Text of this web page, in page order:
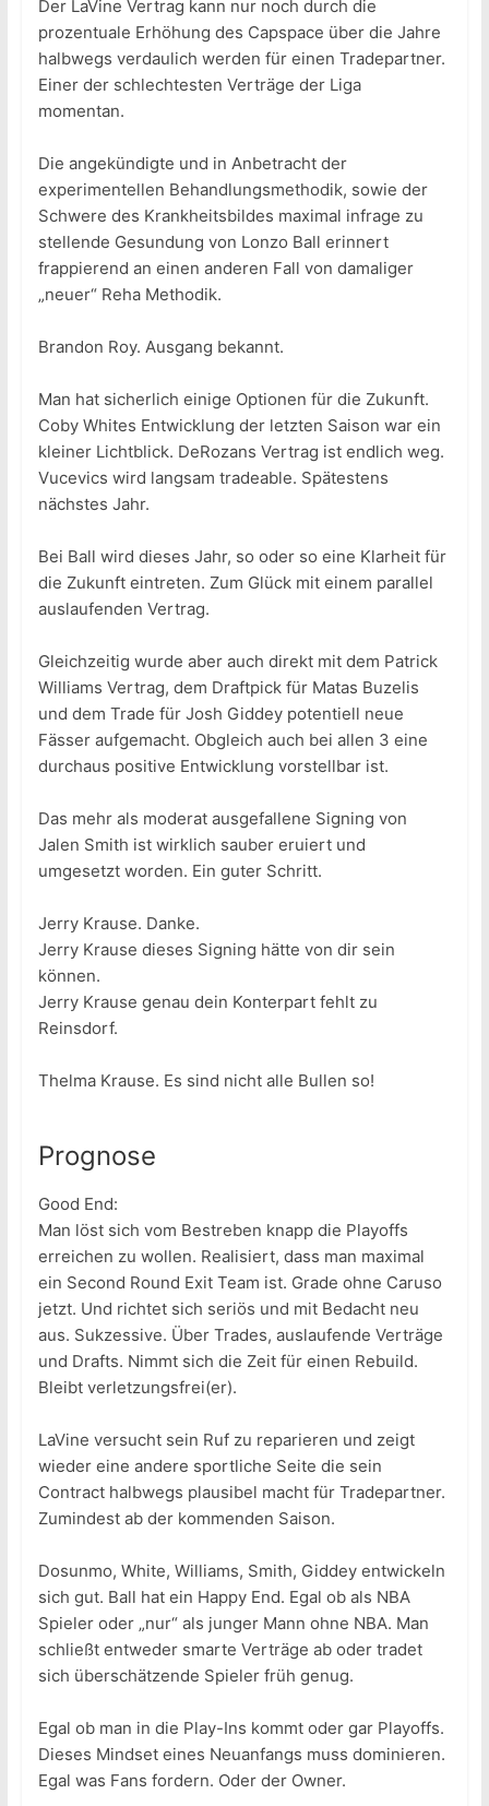
Der LaVine Vertrag kann nur noch durch die
prozentuale Erhöhung des Capspace über die Jahre
halbwegs verdaulich werden für einen Tradepartner.
Einer der schlechtesten Verträge der Liga
momentan.
Die angekündigte und in Anbetracht der
experimentellen Behandlungsmethodik, sowie der
Schwere des Krankheitsbildes maximal infrage zu
stellende Gesundung von Lonzo Ball erinnert
frappierend an einen anderen Fall von damaliger
„neuer“ Reha Methodik.
Brandon Roy. Ausgang bekannt.
Man hat sicherlich einige Optionen für die Zukunft.
Coby Whites Entwicklung der letzten Saison war ein
kleiner Lichtblick. DeRozans Vertrag ist endlich weg.
Vucevics wird langsam tradeable. Spätestens
nächstes Jahr.
Bei Ball wird dieses Jahr, so oder so eine Klarheit für
die Zukunft eintreten. Zum Glück mit einem parallel
auslaufenden Vertrag.
Gleichzeitig wurde aber auch direkt mit dem Patrick
Williams Vertrag, dem Draftpick für Matas Buzelis
und dem Trade für Josh Giddey potentiell neue
Fässer aufgemacht. Obgleich auch bei allen 3 eine
durchaus positive Entwicklung vorstellbar ist.
Das mehr als moderat ausgefallene Signing von
Jalen Smith ist wirklich sauber eruiert und
umgesetzt worden. Ein guter Schritt.
Jerry Krause. Danke.
Jerry Krause dieses Signing hätte von dir sein
können.
Jerry Krause genau dein Konterpart fehlt zu
Reinsdorf.
Thelma Krause. Es sind nicht alle Bullen so!
Prognose
Good End:
Man löst sich vom Bestreben knapp die Playoffs
erreichen zu wollen. Realisiert, dass man maximal
ein Second Round Exit Team ist. Grade ohne Caruso
jetzt. Und richtet sich seriös und mit Bedacht neu
aus. Sukzessive. Über Trades, auslaufende Verträge
und Drafts. Nimmt sich die Zeit für einen Rebuild.
Bleibt verletzungsfrei(er).
LaVine versucht sein Ruf zu reparieren und zeigt
wieder eine andere sportliche Seite die sein
Contract halbwegs plausibel macht für Tradepartner.
Zumindest ab der kommenden Saison.
Dosunmo, White, Williams, Smith, Giddey entwickeln
sich gut. Ball hat ein Happy End. Egal ob als NBA
Spieler oder „nur“ als junger Mann ohne NBA. Man
schließt entweder smarte Verträge ab oder tradet
sich überschätzende Spieler früh genug.
Egal ob man in die Play-Ins kommt oder gar Playoffs.
Dieses Mindset eines Neuanfangs muss dominieren.
Egal was Fans fordern. Oder der Owner.